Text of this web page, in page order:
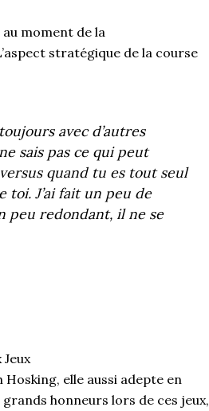
au moment de la
stratégique de la course
avec d’autres
sais pas ce qui peut
quand tu es tout seul
toi. J’ai fait un peu de
peu redondant, il ne se
Hosking, elle aussi adepte en
honneurs lors de ces jeux,